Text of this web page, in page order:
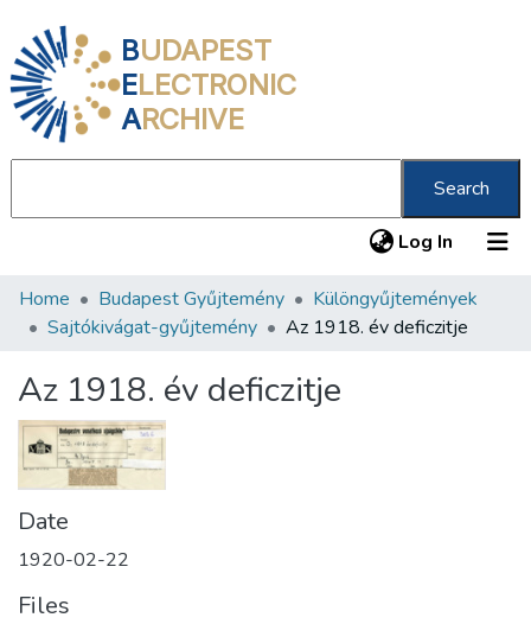
BUDAPEST
ELECTRONIC
ARCHIVE
Search
Log In (current)
Communities & Collections
Statistics
About us
Home Budapest Gyűjtemény
Különgyűjtemények
Sajtókivágat-gyűjtemény
Az 1918. év deficzitje
Az 1918. év deficzitje
Date
1920-02-22
Files